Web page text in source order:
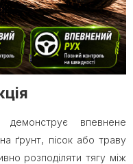
впевнене
ґрунт, пісок або траву
розподіляти тягу між